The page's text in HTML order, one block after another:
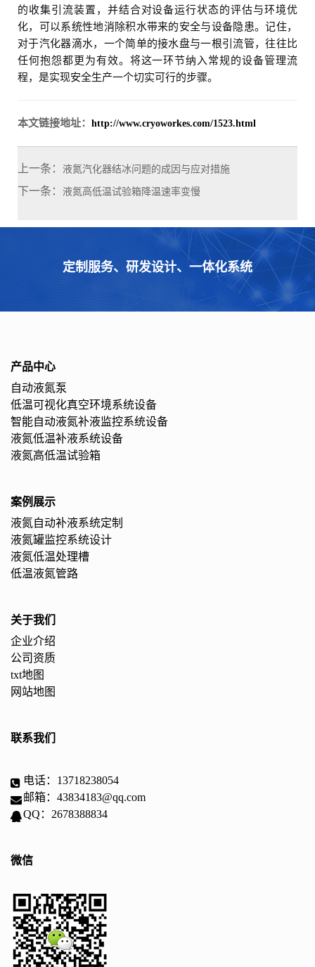
的收集引流装置，并结合对设备运行状态的评估与环境优
化，可以系统性地消除积水带来的安全与设备隐患。记住，
对于汽化器滴水，一个简单的接水盘与一根引流管，往往比
任何抱怨都更为有效。将这一环节纳入常规的设备管理流
程，是实现安全生产一个切实可行的步骤。
本文链接地址： http://www.cryoworkes.com/1523.html
上一条： 液氮汽化器结冰问题的成因与应对措施
下一条： 液氮高低温试验箱降温速率变慢
定制服务、研发设计、一体化系统
产品中心
自动液氮泵
低温可视化真空环境系统设备
智能自动液氮补液监控系统设备
液氮低温补液系统设备
液氮高低温试验箱
案例展示
液氮自动补液系统定制
液氮罐监控系统设计
液氮低温处理槽
低温液氮管路
关于我们
企业介绍
公司资质
txt地图
网站地图
联系我们
电话：13718238054
邮箱：43834183@qq.com
QQ：2678388834
微信